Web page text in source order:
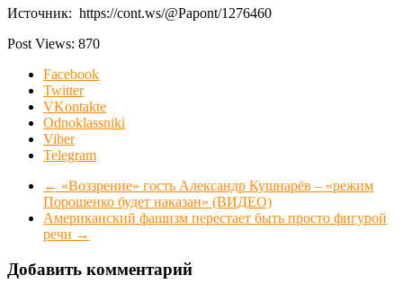
Источник: https://cont.ws/@Papont/1276460
Post Views: 870
Facebook
Twitter
VKontakte
Odnoklassniki
Viber
Telegram
← «Воззрение» гость Александр Кушнарёв – «режим
Порошенко будет наказан» (ВИДЕО)
Американский фашизм перестает быть просто фигурой
речи →
Добавить комментарий